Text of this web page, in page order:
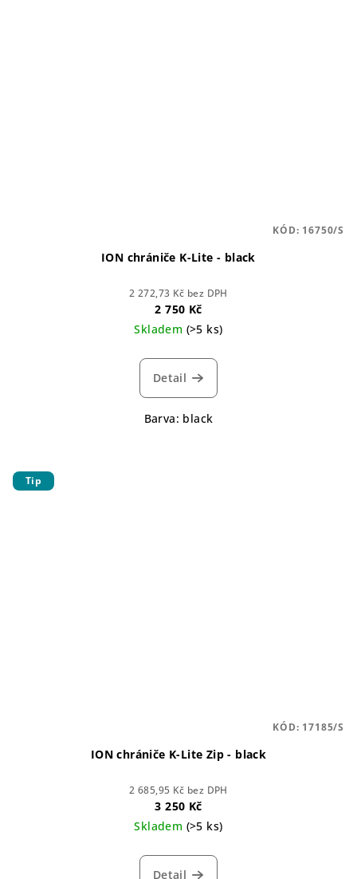
ION chrániče K-Lite - black
2 272,73 Kč bez DPH
2 750 Kč
Skladem (>5 ks)
Detail
Barva: black
KÓD: 16750/S
Tip
ION chrániče K-Lite Zip - black
2 685,95 Kč bez DPH
3 250 Kč
Skladem (>5 ks)
Detail
KÓD: 17185/S